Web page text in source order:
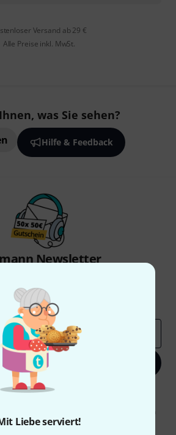
Liebe serviert!
Versand ab 29 €
Alle Preise inkl. MwSt.
was Sie sehen?
Hilfe & Feedback
Newsletter
Newsletter und gewinne mit
50 Gutscheinen
Deals
Jetzt anmelden
stimmen Sie dem Erhalt von E-Mail-
Weitere Informationen finden Sie in
Datenschutzhinweisen